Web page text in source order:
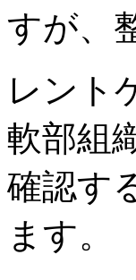
すが、
レント
軟部組
確認す
ます。